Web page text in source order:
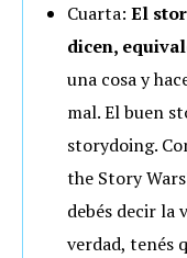
Cuarta: El
dicen,
una cosa y
mal. El buen
storydoing.
the Story
debés decir la
verdad, tenés